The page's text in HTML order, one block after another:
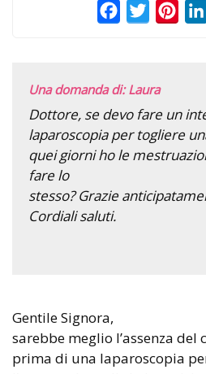
FacebookTwitter
Una domanda di: Laura
Dottore, se devo fare un
laparoscopia per togliere
quei giorni ho le
fare lo
stesso? Grazie
Cordiali saluti.
Gentile Signora,
sarebbe meglio l’assenza del
prima di una laparoscopia